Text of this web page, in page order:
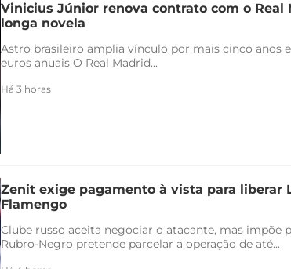
Vinicius Júnior renova contrato com o Real
longa novela
Astro brasileiro amplia vínculo por mais cinco anos
euros anuais O Real Madrid...
Há 3 horas
Zenit exige pagamento à vista para liberar
Flamengo
Clube russo aceita negociar o atacante, mas impõe
Rubro-Negro pretende parcelar a operação de até...